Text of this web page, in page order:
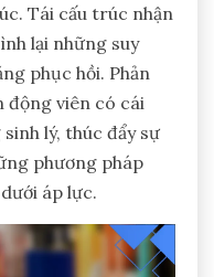
Tái cấu trúc nhận
lại những suy
phục hồi. Phản
động viên có cái
lý, thúc đẩy sự
phương pháp
áp lực.